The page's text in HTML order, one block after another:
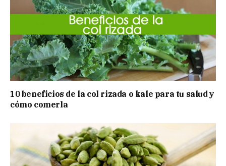
10 beneficios de la col rizada o kale para tu salud y
cómo comerla